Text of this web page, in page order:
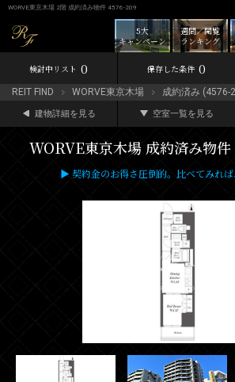
WORVE東京木場 2階 成約済み物件 4576-209
週間／閲覧
ランキング
5大
キャンペーン
検討中リスト 0 保存した条件 0
REIT FIND WORVE東京木場 成約済み (4576-
建物詳細を見る 空室一覧を見る
WORVE東京木場 成約済み物
▶ 契約金のお得さ圧倒的。比べてみれ